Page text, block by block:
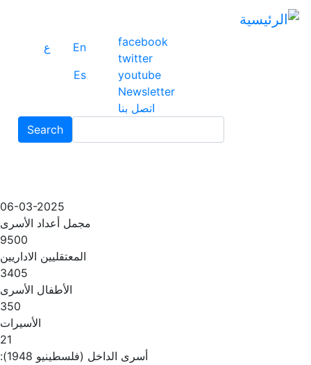
facebook
twitter
youtube
Newsletter
اتصل بنا
En
ع
Es
Search
Search
06-03-2025
مجمل أعداد الأسرى
9500
المعتقليين الاداريين
3405
الأطفال الأسرى
350
الأسيرات
21
أسرى الداخل (فلسطينيو 1948):